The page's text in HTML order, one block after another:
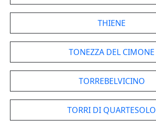
THIENE
TONEZZA DEL CIMONE
TORREBELVICINO
TORRI DI QUARTESOLO